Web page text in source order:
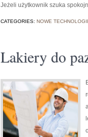
Jeżeli użytkownik szuka
CATEGORIES: NOWE
Lakiery do